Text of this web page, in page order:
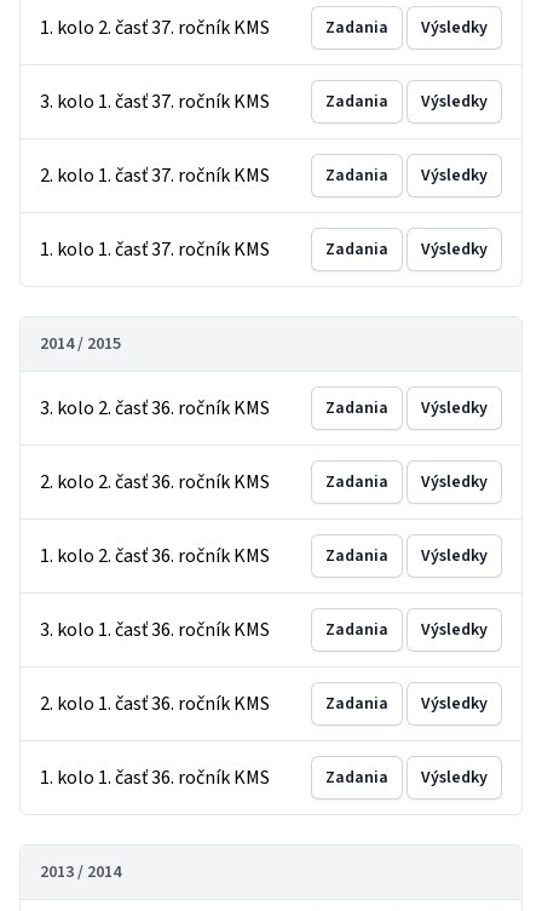
1. kolo 2. časť 37. ročník KMS Zadania Výsledky
3. kolo 1. časť 37. ročník KMS Zadania Výsledky
2. kolo 1. časť 37. ročník KMS Zadania Výsledky
1. kolo 1. časť 37. ročník KMS Zadania Výsledky
2014 / 2015
3. kolo 2. časť 36. ročník KMS Zadania Výsledky
2. kolo 2. časť 36. ročník KMS Zadania Výsledky
1. kolo 2. časť 36. ročník KMS Zadania Výsledky
3. kolo 1. časť 36. ročník KMS Zadania Výsledky
2. kolo 1. časť 36. ročník KMS Zadania Výsledky
1. kolo 1. časť 36. ročník KMS Zadania Výsledky
2013 / 2014